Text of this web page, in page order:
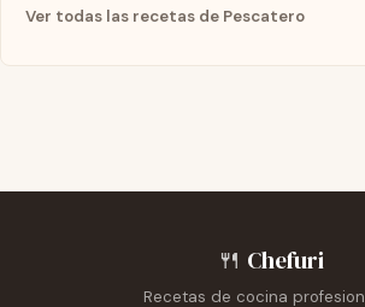
Ver todas las recetas de Pescatero
🍴 Chefuri
Recetas de cocina